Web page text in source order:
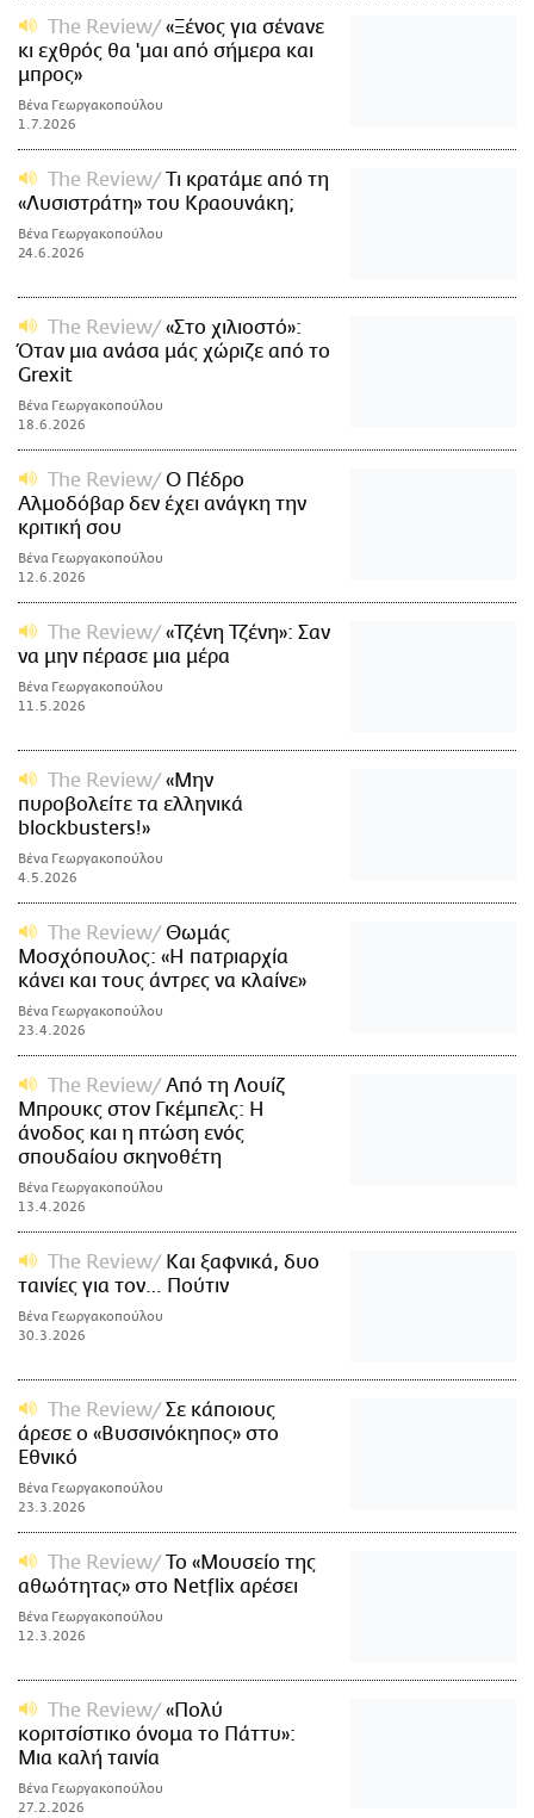
The Review
«Ξένος για σένανε
κι εχθρός θα 'μαι από σήμερα και
μπρος»
Βένα Γεωργακοπούλου
1.7.2026
The Review
Τι κρατάμε από τη
«Λυσιστράτη» του Κραουνάκη;
Βένα Γεωργακοπούλου
24.6.2026
The Review
«Στο χιλιοστό»:
Όταν μια ανάσα μάς χώριζε από το
Grexit
Βένα Γεωργακοπούλου
18.6.2026
The Review
Ο Πέδρο
Αλμοδόβαρ δεν έχει ανάγκη την
κριτική σου
Βένα Γεωργακοπούλου
12.6.2026
The Review
«Τζένη Τζένη»: Σαν
να μην πέρασε μια μέρα
Βένα Γεωργακοπούλου
11.5.2026
The Review
«Μην
πυροβολείτε τα ελληνικά
blockbusters!»
Βένα Γεωργακοπούλου
4.5.2026
The Review
Θωμάς
Μοσχόπουλος: «Η πατριαρχία
κάνει και τους άντρες να κλαίνε»
Βένα Γεωργακοπούλου
23.4.2026
The Review
Από τη Λουίζ
Μπρουκς στον Γκέμπελς: Η
άνοδος και η πτώση ενός
σπουδαίου σκηνοθέτη
Βένα Γεωργακοπούλου
13.4.2026
The Review
Και ξαφνικά, δυο
ταινίες για τον… Πούτιν
Βένα Γεωργακοπούλου
30.3.2026
The Review
Σε κάποιους
άρεσε ο «Βυσσινόκηπος» στο
Εθνικό
Βένα Γεωργακοπούλου
23.3.2026
The Review
Το «Μουσείο της
αθωότητας» στο Netflix αρέσει
Βένα Γεωργακοπούλου
12.3.2026
The Review
«Πολύ
κοριτσίστικο όνομα το Πάττυ»:
Μια καλή ταινία
Βένα Γεωργακοπούλου
27.2.2026